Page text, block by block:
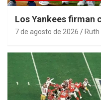
Los Yankees firman
7 de agosto de 2026